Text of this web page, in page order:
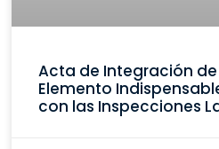
Acta de Integración
Elemento
con las Inspecciones